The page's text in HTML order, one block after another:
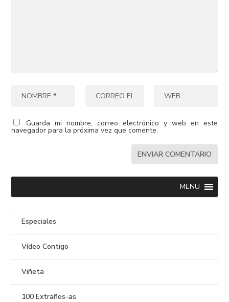
Guarda mi nombre, correo electrónico y web en este
navegador para la próxima vez que comente.
MENU
Especiales
Vídeo Contigo
Viñeta
100 Extraños-as